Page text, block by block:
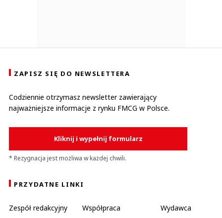
ZAPISZ SIĘ DO NEWSLETTERA
Codziennie otrzymasz newsletter zawierający
najważniejsze informacje z rynku FMCG w Polsce.
Kliknij i wypełnij formularz
* Rezygnacja jest możliwa w każdej chwili.
PRZYDATNE LINKI
Zespół redakcyjny Współpraca
Wydawca